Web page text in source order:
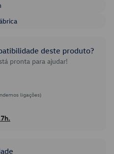
deste produto?
pronta para ajudar!
ligações)